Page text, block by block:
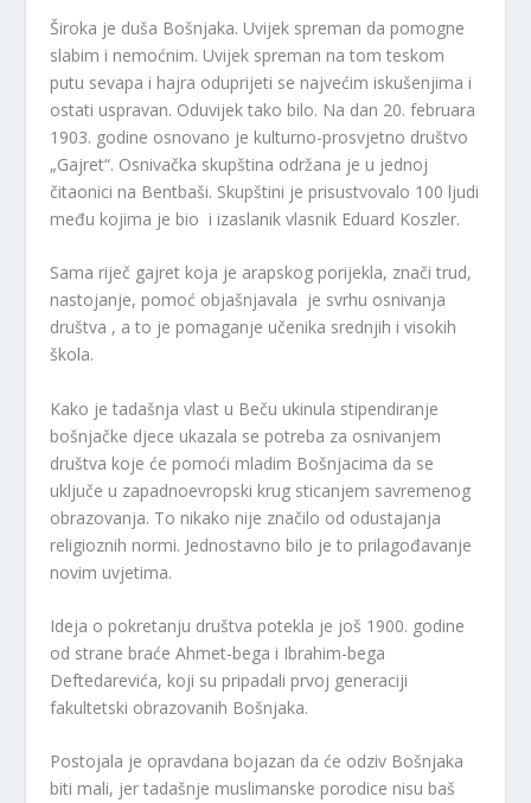
Široka je duša Bošnjaka. Uvijek spreman da pomogne
slabim i nemoćnim. Uvijek spreman na tom teskom
putu sevapa i hajra oduprijeti se najvećim iskušenjima i
ostati uspravan. Oduvijek tako bilo. Na dan 20. februara
1903. godine osnovano je kulturno-prosvjetno društvo
„Gajret“. Osnivačka skupština održana je u jednoj
čitaonici na Bentbaši. Skupštini je prisustvovalo 100 ljudi
među kojima je bio i izaslanik vlasnik Eduard Koszler.
Sama riječ gajret koja je arapskog porijekla, znači trud,
nastojanje, pomoć objašnjavala je svrhu osnivanja
društva , a to je pomaganje učenika srednjih i visokih
škola.
Kako je tadašnja vlast u Beču ukinula stipendiranje
bošnjačke djece ukazala se potreba za osnivanjem
društva koje će pomoći mladim Bošnjacima da se
uključe u zapadnoevropski krug sticanjem savremenog
obrazovanja. To nikako nije značilo od odustajanja
religioznih normi. Jednostavno bilo je to prilagođavanje
novim uvjetima.
Ideja o pokretanju društva potekla je još 1900. godine
od strane braće Ahmet-bega i Ibrahim-bega
Deftedarevića, koji su pripadali prvoj generaciji
fakultetski obrazovanih Bošnjaka.
Postojala je opravdana bojazan da će odziv Bošnjaka
biti mali, jer tadašnje muslimanske porodice nisu baš